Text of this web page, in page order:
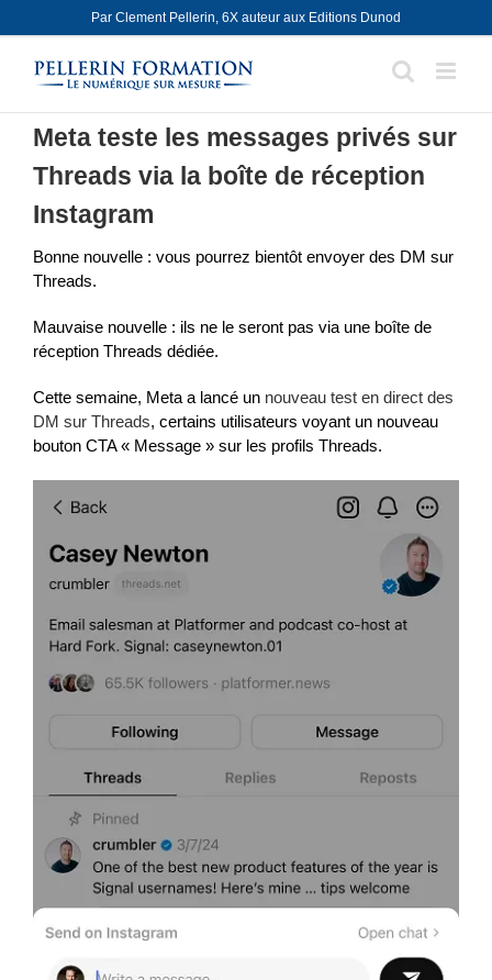
to
content
Par Clement Pellerin, 6X auteur aux Editions Dunod
Meta teste les messages privés sur
Threads via la boîte de réception
Instagram
Bonne nouvelle : vous pourrez bientôt envoyer des DM sur
Threads.
Mauvaise nouvelle : ils ne le seront pas via une boîte de
réception Threads dédiée.
Cette semaine, Meta a lancé un nouveau test en direct des
DM sur Threads, certains utilisateurs voyant un nouveau
bouton CTA « Message » sur les profils Threads.